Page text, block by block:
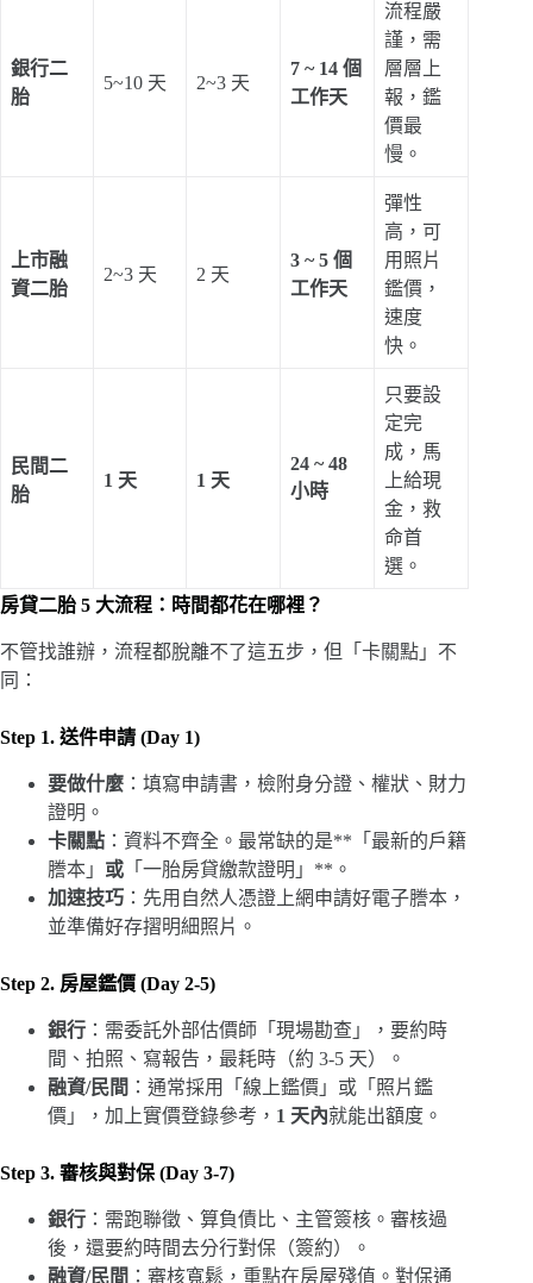
銀行二
胎
5~10 天 2~3 天
7 ~ 14 個
工作天
流程嚴
謹，需
層層上
報，鑑
價最
慢。
上市融
資二胎
2~3 天 2 天
3 ~ 5 個
工作天
彈性
高，可
用照片
鑑價，
速度
快。
民間二
胎
1 天 1 天
24 ~ 48
小時
只要設
定完
成，馬
上給現
金，救
命首
選。
房貸二胎 5 大流程：時間都花在哪裡？
不管找誰辦，流程都脫離不了這五步，但「卡關點」不
同：
Step 1. 送件申請 (Day 1)
要做什麼 ：填寫申請書，檢附身分證、權狀、財力
證明。
卡關點 ：資料不齊全。最常缺的是**「最新的戶籍
謄本」 或 「一胎房貸繳款證明」**。
加速技巧 ：先用自然人憑證上網申請好電子謄本，
並準備好存摺明細照片。
Step 2. 房屋鑑價 (Day 2-5)
銀行 ：需委託外部估價師「現場勘查」，要約時
間、拍照、寫報告，最耗時（約 3-5 天）。
融資/民間 ：通常採用「線上鑑價」或「照片鑑
價」，加上實價登錄參考， 1 天內就能出額度。
Step 3. 審核與對保 (Day 3-7)
銀行 ：需跑聯徵、算負債比、主管簽核。審核過
後，還要約時間去分行對保（簽約）。
融資/民間 ：審核寬鬆，重點在房屋殘值。對保通